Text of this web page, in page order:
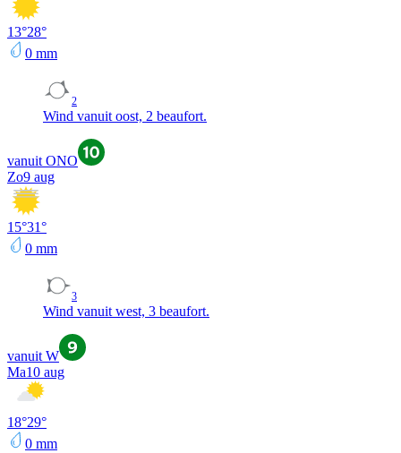
13°28°
0 mm
2
Wind vanuit oost, 2 beaufort.
vanuit ONO
Zo9 aug
15°31°
0 mm
3
Wind vanuit west, 3 beaufort.
vanuit W
Ma10 aug
18°29°
0 mm